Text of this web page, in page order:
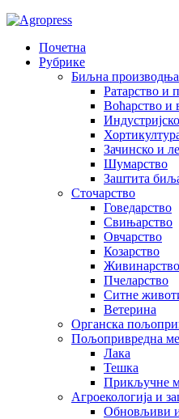
Почетна
Рубрике
Биљна производња
Ратарство и
Воћарство и
Зачинско и
Шумарство
Заштита
Сточарство
Говедарство
Свињарство
Овчарство
Козарство
Живинарство
Пчеларство
Ситне
Ветерина
Органска
Пољопривредна
Лака
Тешка
Прикључне
Агроекологија и
Обновљиви